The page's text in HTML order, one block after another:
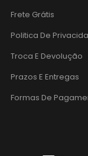
Frete Grátis
Politica De
Troca E Devolução
Prazos E Entregas
Formas De